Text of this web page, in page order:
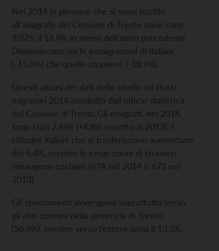
Nel 2014 le persone che si sono iscritte
all’anagrafe del Comune di Trento sono state
3.075, il 16,9% in meno dell’anno precedente.
Diminuiscono sia le immigrazioni di italiani
(-15,6%) che quelle straniere (-18,9%).
Questi alcuni dei dati dello studio sui flussi
migratori 2014 condotto dall’ufficio statistica
del Comune di Trento.Gli emigrati, nel 2014,
sono stati 2.698 (+4,8% rispetto al 2013). I
cittadini italiani che si trasferiscono aumentano
del 6,4%, mentre le emigrazioni di stranieri
rimangono costanti (674 nel 2014 e 672 nel
2013).
Gli spostamenti avvengono soprattutto verso
gli altri comuni della provincia di Trento
(56,6%), mentre verso l’estero sono il 13,5%.